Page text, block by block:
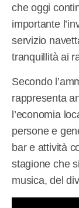
che oggi
importante
servizio
tranquillità ai
Secondo
rappresenta
l’economia
persone e
bar e attività
stagione che
musica, del